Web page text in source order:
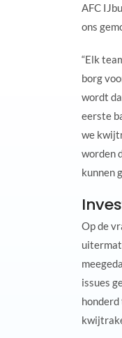
AFC
ons
“Elk
borg
wordt
eerste
we
worden
kunnen
Op de
issues